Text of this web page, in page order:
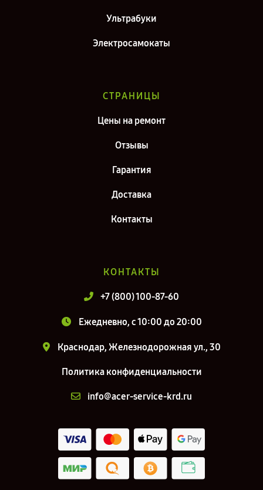
Ультрабуки
Электросамокаты
СТРАНИЦЫ
Цены на ремонт
Отзывы
Гарантия
Доставка
Контакты
КОНТАКТЫ
+7 (800) 100-87-60
Ежедневно, с 10:00 до 20:00
Краснодар, Железнодорожная ул., 30
Политика конфиденциальности
info@acer-service-krd.ru